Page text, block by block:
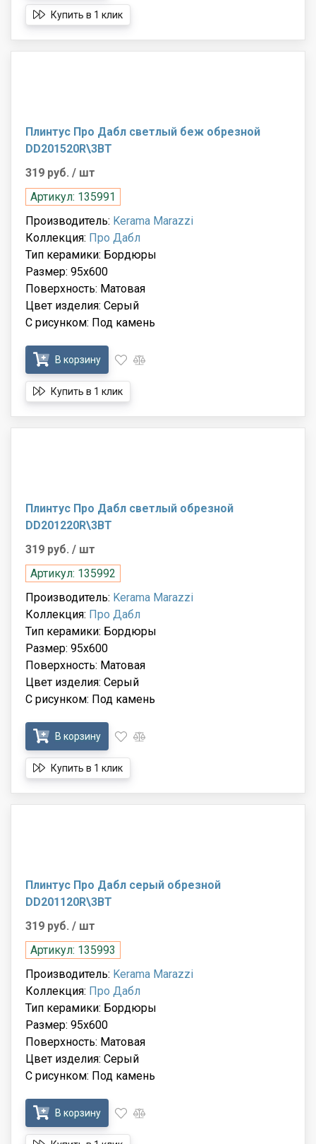
Купить в 1 клик
Плинтус Про Дабл светлый беж обрезной
DD201520R\3BT
319 руб. / шт
Артикул: 135991
Производитель: Kerama Marazzi
Коллекция: Про Дабл
Тип керамики: Бордюры
Размер: 95x600
Поверхность: Матовая
Цвет изделия: Серый
С рисунком: Под камень
В корзину
Купить в 1 клик
Плинтус Про Дабл светлый обрезной
DD201220R\3BT
319 руб. / шт
Артикул: 135992
Производитель: Kerama Marazzi
Коллекция: Про Дабл
Тип керамики: Бордюры
Размер: 95x600
Поверхность: Матовая
Цвет изделия: Серый
С рисунком: Под камень
В корзину
Купить в 1 клик
Плинтус Про Дабл серый обрезной
DD201120R\3BT
319 руб. / шт
Артикул: 135993
Производитель: Kerama Marazzi
Коллекция: Про Дабл
Тип керамики: Бордюры
Размер: 95x600
Поверхность: Матовая
Цвет изделия: Серый
С рисунком: Под камень
В корзину